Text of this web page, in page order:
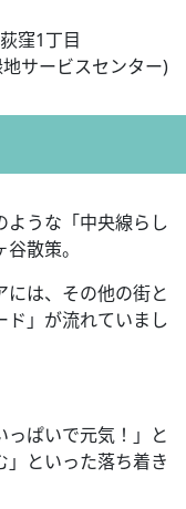
窪1丁目
サービスセンター)
ような「中央線らし
散策。
には、その他の街と
ド」が流れていまし
ぱいで元気！」と
」といった落ち着き